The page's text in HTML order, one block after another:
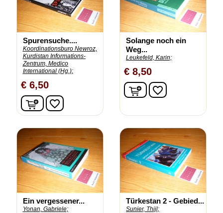
Spurensuche....
Koordinationsburo Newroz,
Kurdistan Informations-
Zentrum, Medico
International (Hg.);
€ 6,50
In winkelwagen
favorite_border
Solange noch ein
Weg...
Leukefeld, Karin;
€ 8,50
In winkelwagen
favorite_border
Ein vergessener...
Yonan, Gabriele;
Türkestan 2 - Gebied...
Sunier, Thijl;